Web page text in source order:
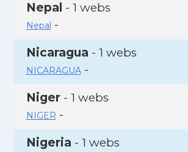
Nepal - 1 webs
Nepal -
Nicaragua - 1 webs
NICARAGUA-
Niger- 1 webs
NIGER -
Nigeria - 1 webs